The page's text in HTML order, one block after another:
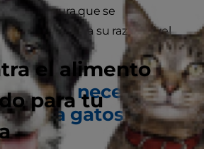
el alimento
para tu
y asegura que se
peso sano para su raza y nivel
gato necesita –
para gatos